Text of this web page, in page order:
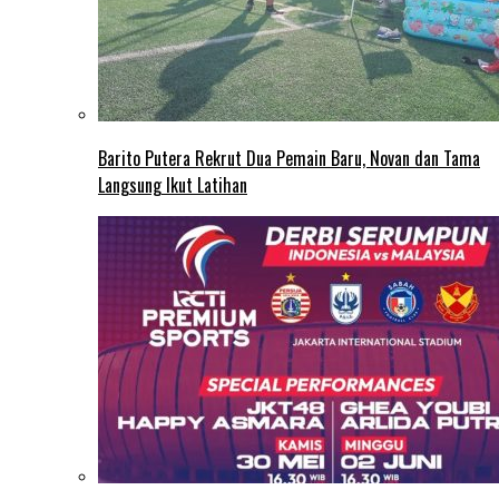
Barito Putera Rekrut Dua Pemain Baru, Novan dan Tama
Langsung Ikut Latihan